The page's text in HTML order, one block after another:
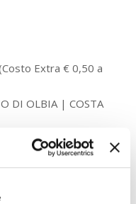
Extra € 0,50 a
DI OLBIA | COSTA
€ 75,00 per persona,
2 persone